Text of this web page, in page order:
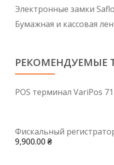
Электронные замки
Бумажная и кассовая
РЕКОМЕНДУЕМЫЕ
POS терминал VariPos
Фискальный
9,900.00 ₴